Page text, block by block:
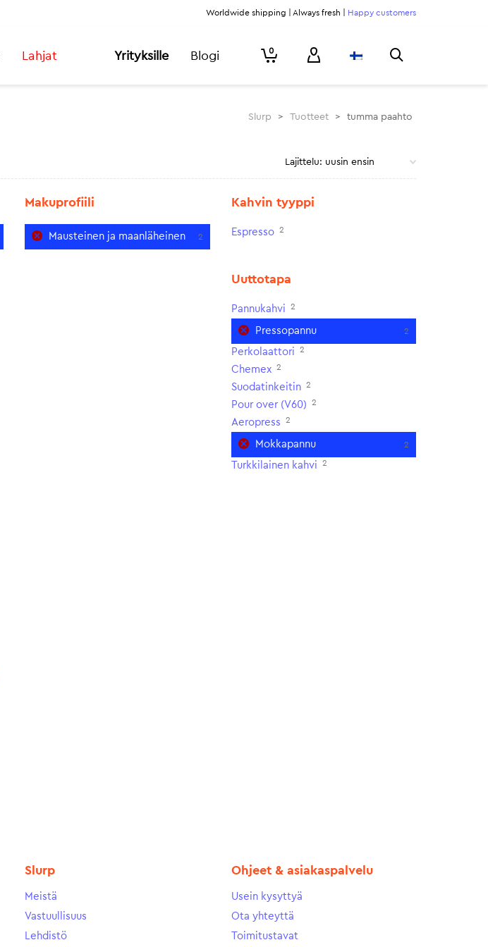
Worldwide shipping | Always fresh | Happy customers
Lahjat Yrityksille Blogi 0
Slurp > Tuotteet > tumma paahto
Makuprofiili
Mausteinen ja maanläheinen 2
Kahvin tyyppi
Espresso 2
Uuttotapa
Pannukahvi 2
Pressopannu 2
Perkolaattori 2
Chemex 2
Suodatinkeitin 2
Pour over (V60) 2
Aeropress 2
Mokkapannu 2
Turkkilainen kahvi 2
Slurp
Meistä
Vastuullisuus
Lehdistö
Ohjeet & asiakaspalvelu
Usein kysyttyä
Ota yhteyttä
Toimitustavat